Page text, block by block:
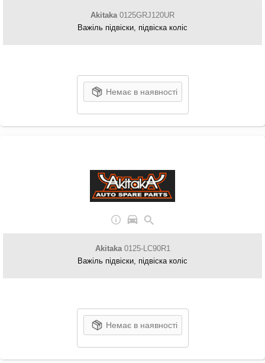
Akitaka0125GRJ120UR
Важіль підвіски, підвіска коліс
Немає в наявності
Akitaka0125-LC90R1
Важіль підвіски, підвіска коліс
Немає в наявності